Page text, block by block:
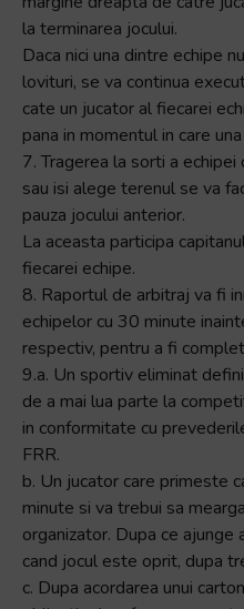
la terminarea jocului.
Daca nici una dintre echipe
lovituri, se va continua
cate un jucator al fiecarei
pana in momentul in care
7. Tragerea la sorti a
sau isi alege terenul se va
pauza jocului anterior.
La aceasta participa
fiecarei echipe.
8. Raportul de arbitraj va fi
echipelor cu 30 minute
respectiv, pentru a fi
9.a. Un sportiv eliminat
de a mai lua parte la
in conformitate cu
FRR.
b. Un jucator care primeste
minute si va trebui sa
organizator. Dupa ce ajunge
cand jocul este oprit, dupa
c. Dupa acordarea unui